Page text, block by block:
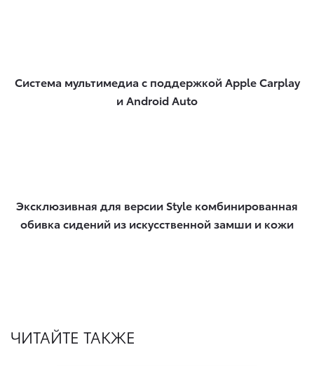
Система мультимедиа с поддержкой Apple Carplay
и Android Auto
Эксклюзивная для версии Style комбинированная
обивка сидений из искусственной замши и кожи
ЧИТАЙТЕ ТАКЖЕ